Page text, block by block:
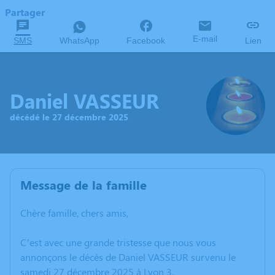
Partager
SMS WhatsApp Facebook E-mail Lien
Daniel VASSEUR
décédé le 27 décembre 2025
Message de la famille
Chère famille, chers amis,
C’est avec une grande tristesse que nous vous
annonçons le décès de Daniel VASSEUR survenu le
samedi 27 décembre 2025 à Lyon 3.